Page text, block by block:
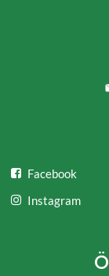
Facebook
Instagram